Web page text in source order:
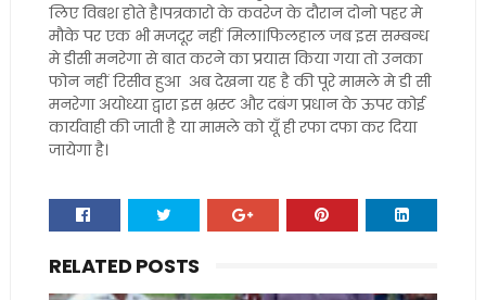
लिए विबश होते है।पत्रकारो के कवरेज के दौरान दोनो पहर मे
मौके पर एक भी मजदूर नहीं मिला।फिलहाल जब इस सम्बन्ध
मे डीसी मनरेगा से बात करने का प्रयास किया गया तो उनका
फोन नहीं रिसीव हुआ अब देखना यह है की पूरे मामले मे डी सी
मनरेगा अयोध्या द्वारा इस भ्रस्ट और दबंग प्रधान के ऊपर कोई
कार्यवाही की जाती है या मामले को यूँ ही रफा दफा कर दिया
जायेगा है।
RELATED POSTS